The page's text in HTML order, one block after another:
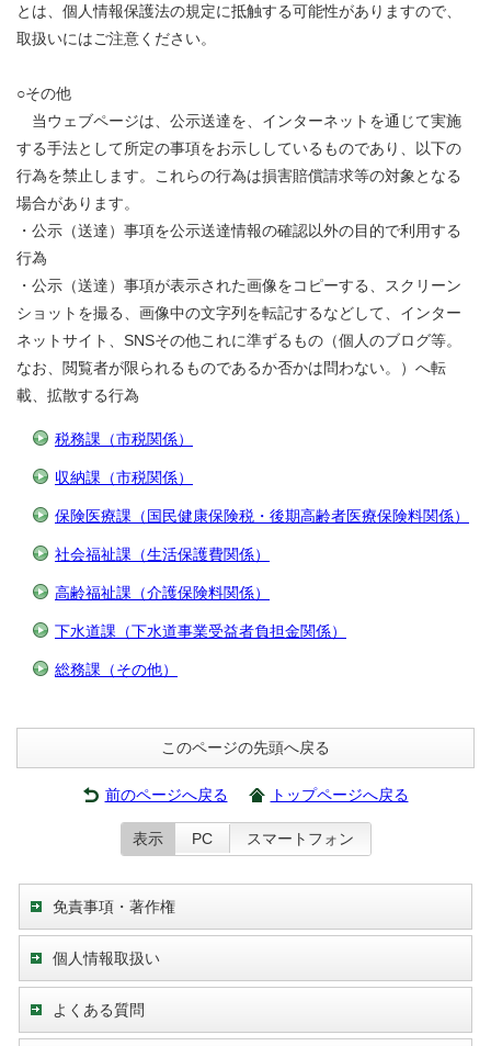
とは、個人情報保護法の規定に抵触する可能性がありますので、
取扱いにはご注意ください。
○その他
当ウェブページは、公示送達を、インターネットを通じて実施
する手法として所定の事項をお示ししているものであり、以下の
行為を禁止します。これらの行為は損害賠償請求等の対象となる
場合があります。
・公示（送達）事項を公示送達情報の確認以外の目的で利用する
行為
・公示（送達）事項が表示された画像をコピーする、スクリーン
ショットを撮る、画像中の文字列を転記するなどして、インター
ネットサイト、SNSその他これに準ずるもの（個人のブログ等。
なお、閲覧者が限られるものであるか否かは問わない。）へ転
載、拡散する行為
税務課（市税関係）
収納課（市税関係）
保険医療課（国民健康保険税・後期高齢者医療保険料関係）
社会福祉課（生活保護費関係）
高齢福祉課（介護保険料関係）
下水道課（下水道事業受益者負担金関係）
総務課（その他）
このページの先頭へ戻る
前のページへ戻る トップページへ戻る
表示 PC スマートフォン
免責事項・著作権
個人情報取扱い
よくある質問